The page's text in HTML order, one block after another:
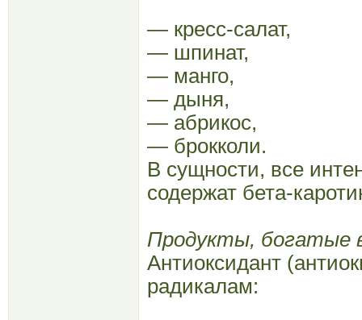
— кресс-салат,
— шпинат,
— манго,
— дыня,
— абрикос,
— брокколи.
В сущности, все
содержат бета-
Продукты, богатые
Антиоксидант
радикалам: